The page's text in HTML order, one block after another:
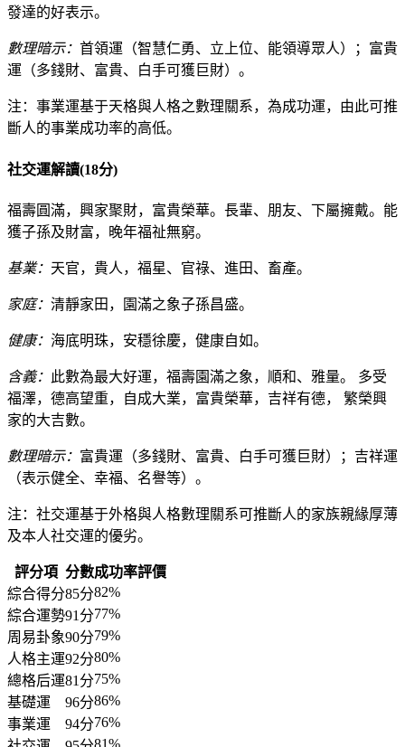
發達的好表示。
數理暗示： 首領運（智慧仁勇、立上位、能領導眾人）；富貴
運（多錢財、富貴、白手可獲巨財）。
注：事業運基于天格與人格之數理關系，為成功運，由此可推
斷人的事業成功率的高低。
社交運解讀(18分)
福壽圓滿，興家聚財，富貴榮華。長輩、朋友、下屬擁戴。能
獲子孫及財富，晚年福祉無窮。
基業： 天官，貴人，福星、官祿、進田、畜產。
家庭： 清靜家田，園滿之象子孫昌盛。
健康： 海底明珠，安穩徐慶，健康自如。
含義： 此數為最大好運，福壽園滿之象，順和、雅量。 多受
福澤，德高望重，自成大業，富貴榮華，吉祥有德， 繁榮興
家的大吉數。
數理暗示： 富貴運（多錢財、富貴、白手可獲巨財）；吉祥運
（表示健全、幸福、名譽等）。
注：社交運基于外格與人格數理關系可推斷人的家族親緣厚薄
及本人社交運的優劣。
評分項 分數成功率評價
綜合得分85分82%
綜合運勢91分77%
周易卦象90分79%
人格主運92分80%
總格后運81分75%
基礎運
96分86%
事業運
94分76%
81%